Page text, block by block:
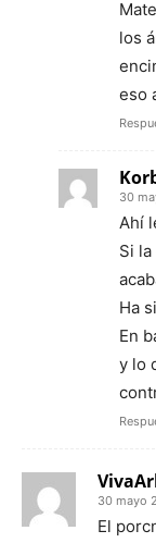
los
eso
30
Ahí
Si
Ha
En
y lo
30 mayo
El